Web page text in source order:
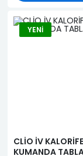
YENI
CLİO İV
KUMANDA